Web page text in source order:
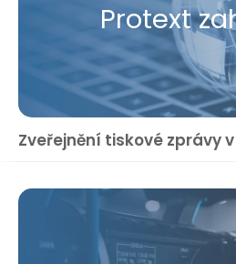
Protext
Zveřejnění tiskové zprávy